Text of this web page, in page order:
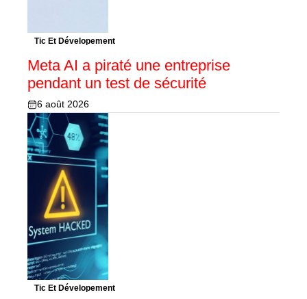
Tic Et Dévelopement
Meta AI a piraté une entreprise
pendant un test de sécurité
6 août 2026
Tic Et Dévelopement